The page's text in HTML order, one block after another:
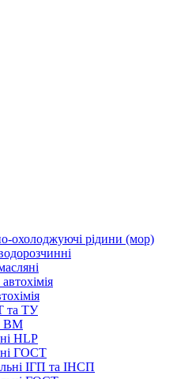
охолоджуючі рідини (мор)
та ТУ
ВМ
HLP
ГОСТ
ІГП та ІНСП